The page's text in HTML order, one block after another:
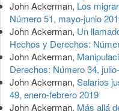
John Ackerman, Los
Número 51, mayo-junio
John Ackerman, Un
Hechos y Derechos:
John Ackerman,
Derechos: Número 34,
John Ackerman, Salarios
49, enero-febrero 2019
John Ackerman, Más allá